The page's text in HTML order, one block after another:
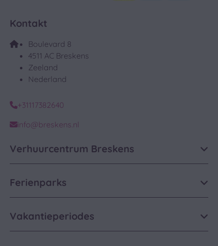
Kontakt
Boulevard 8
4511 AC Breskens
Zeeland
Nederland
+31117382640
info@breskens.nl
Verhuurcentrum Breskens
Ferienparks
Vakantieperiodes